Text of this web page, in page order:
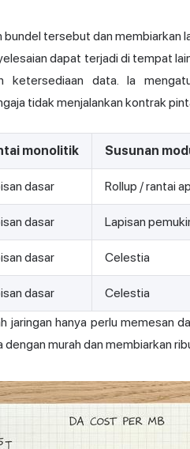
tersebut dan membiarkan
dapat terjadi di tempat
ketersediaan data. Ia
tidak menjalankan kontrak
monolitik Susunan
dasar Rollup / rantai
dasar Lapisan
dasar Celestia
dasar
Celestia
jaringan hanya perlu memesan
murah dan membiarkan